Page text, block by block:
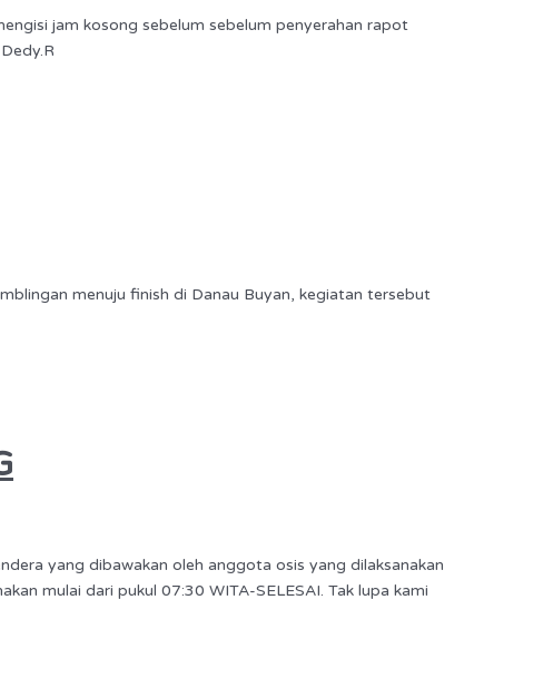
jam kosong sebelum sebelum penyerahan rapot
menuju finish di Danau Buyan, kegiatan tersebut
yang dibawakan oleh anggota osis yang dilaksanakan
mulai dari pukul 07:30 WITA-SELESAI. Tak lupa kami